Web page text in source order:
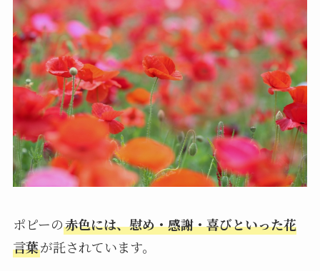
ポピーの赤色には、慰め・感謝・喜びといった花
言葉が託されています。